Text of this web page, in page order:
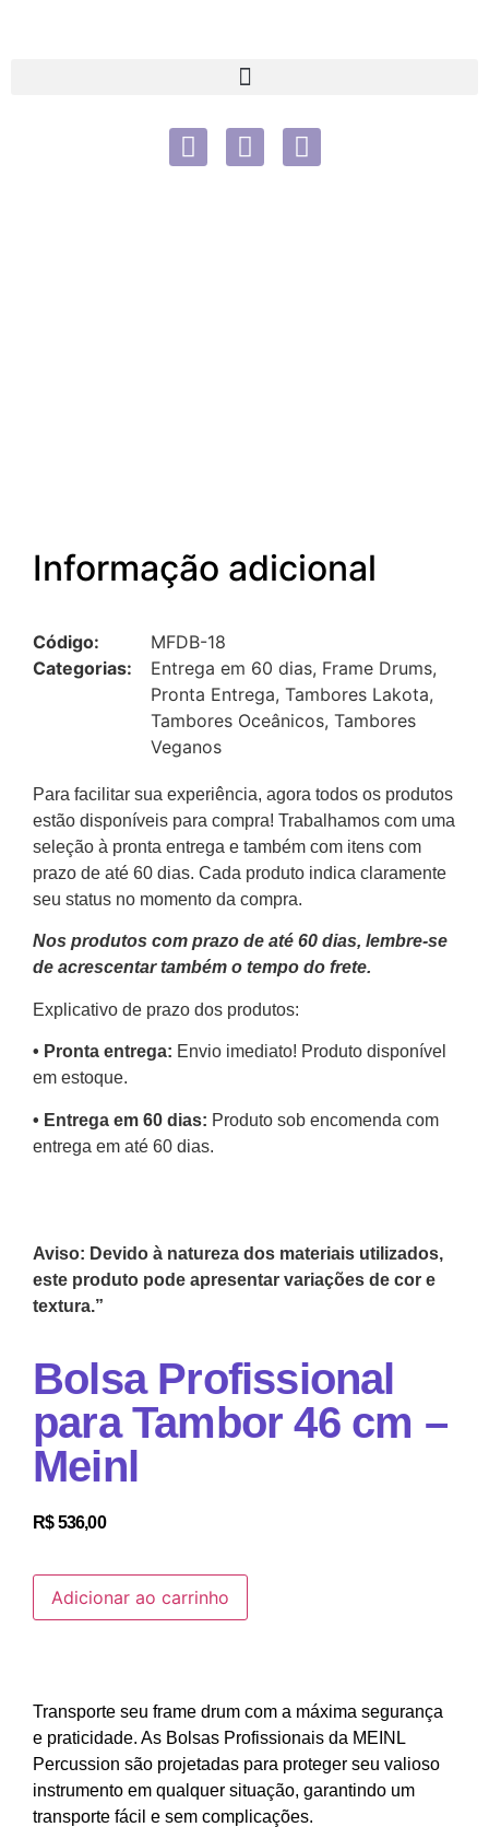
Informação adicional
Código:
MFDB-18
Categorias:
Entrega em 60 dias, Frame Drums,
Pronta Entrega, Tambores Lakota,
Tambores Oceânicos, Tambores
Veganos
Para facilitar sua experiência, agora todos os produtos
estão disponíveis para compra! Trabalhamos com uma
seleção à pronta entrega e também com itens com
prazo de até 60 dias. Cada produto indica claramente
seu status no momento da compra.
Nos produtos com prazo de até 60 dias, lembre-se
de acrescentar também o tempo do frete.
Explicativo de prazo dos produtos:
•⁠ ⁠Pronta entrega: Envio imediato! Produto disponível
em estoque.
•⁠ Entrega em 60 dias: Produto sob encomenda com
entrega em até 60 dias.
Aviso: Devido à natureza dos materiais utilizados,
este produto pode apresentar variações de cor e
textura.”
Bolsa Profissional
para Tambor 46 cm –
Meinl
R$536,00
Adicionar ao carrinho
Transporte seu frame drum com a máxima segurança
e praticidade. As Bolsas Profissionais da MEINL
Percussion são projetadas para proteger seu valioso
instrumento em qualquer situação, garantindo um
transporte fácil e sem complicações.